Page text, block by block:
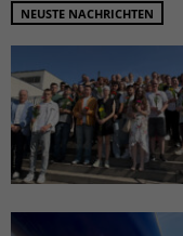
NEUSTE NACHRICHTEN